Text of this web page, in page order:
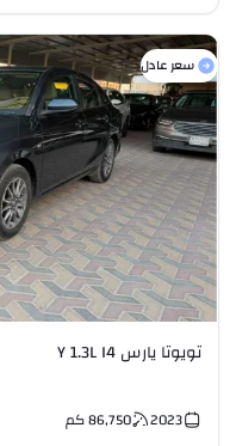
سعر عادل
تويوتا يارس Y 1.3L I4
2023
86,750كم